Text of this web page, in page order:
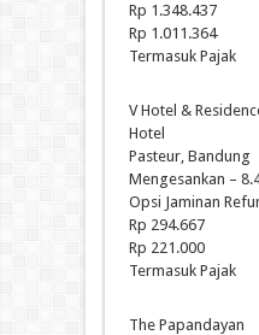
Rp 1.348.437
Rp 1.011.364
Termasuk Pajak
V Hotel &
Hotel
Pasteur, Bandung
Mengesankan –
Opsi Jaminan
Rp 294.667
Rp 221.000
Termasuk Pajak
The Papandayan